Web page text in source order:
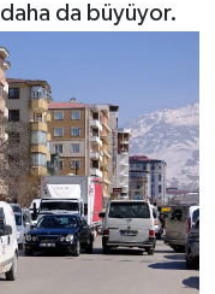
daha da büyüyor.